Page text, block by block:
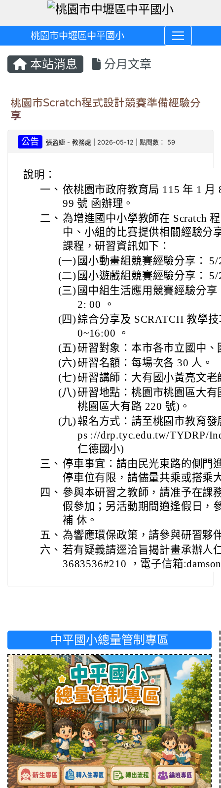
桃園市中壢區中平國小
本站消息 分月文章
桃園市Scratch程式設計競賽準備經驗分
享
公告 張盈婕 -教務處 | 2026-05-12 | 點閱數： 59
說明：
一、 依桃園市政府教育局 115 年 1 月
99 號 函辦理。
二、 為增進國中小學教師在 Scratch
中、小組的比賽提供相關經驗分
課程，研習資訊如下：
(一) 國小動畫組競賽經驗分享：
(二) 國小遊戲組競賽經驗分享：
(三) 國中組生活應用競賽經驗分
2: 00 。
(四)綜合分享及 SCRATCH 教學
0~16:00 。
(五)研習對象：本市各市立國中、
(六)研習名額：每場次各 30 人。
(七)研習講師：大有國小黃亮文老
(八)研習地點：桃園市桃園區大
桃園區大有路 220 號)。
(九) 報名方式：請至桃園市教育
ps ://drp.tyc.edu.tw/TYDRP/
仁德國小)
三、 停車事宜：請由民光東路的側門
停車位有限，請儘量共乘或搭乘
四、 參與本研習之教師，請准予在課
假參加；另活動期間適逢假日，
補 休。
五、 為響應環保政策，請參與研習夥
六、 若有疑義請逕洽旨揭計畫承辦人
3683536#210 ，電子信箱
中平國小總量管制專區